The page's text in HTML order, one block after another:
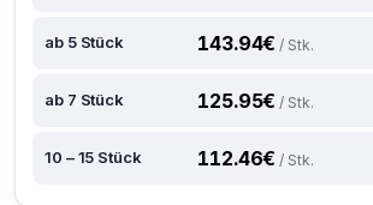
ab 5 Stück 143.94€ / Stk.
ab 7 Stück 125.95€ / Stk.
10 – 15 Stück 112.46€ / Stk.